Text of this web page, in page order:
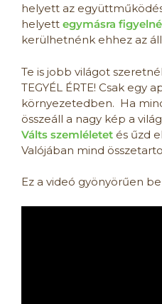
helyett az
helyett egymásra
kerülhetnénk ehhez az
Te is jobb világot
TEGYÉL ÉRTE! Csak egy
környezetedben. Ha
összeáll a nagy kép a
Válts szemléletet és űzd
Valójában mind
Ez a videó gyönyörűen